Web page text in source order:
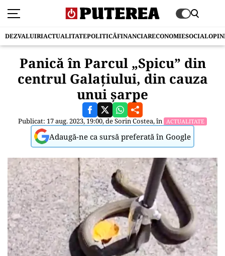
DEZVALUIRIACTUALITATEPOLITICĂFINANCIARECONOMIESOCIAL
Panică în Parcul „Spicu” din
centrul Galațiului, din cauza
unui șarpe
Publicat: 17 aug. 2023, 19:00, deSorin Costea, în ACTUALITATE
Adaugă-ne ca sursă preferată în Google